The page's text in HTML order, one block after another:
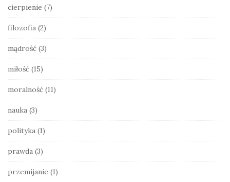
d
b
a
cierpienie (7)
filozofia (2)
mądrość (3)
miłość (15)
moralność (11)
nauka (3)
polityka (1)
prawda (3)
przemijanie (1)